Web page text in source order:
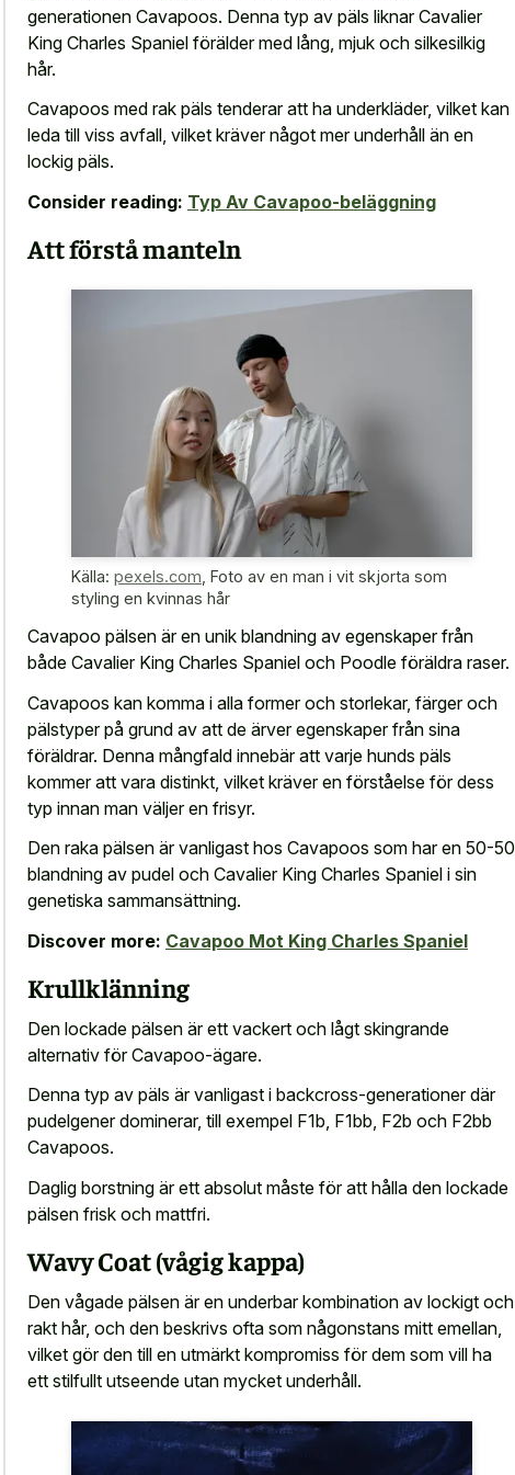
generationen Cavapoos. Denna typ av päls liknar Cavalier
King Charles Spaniel förälder med lång, mjuk och silkesilkig
hår.
Cavapoos med rak päls tenderar att ha underkläder, vilket kan
leda till viss avfall, vilket kräver något mer underhåll än en
lockig päls.
Consider reading: Typ Av Cavapoo-beläggning
Att förstå manteln
Källa: pexels.com Foto av en man i vit skjorta som
styling en kvinnas hår
Cavapoo pälsen är en unik blandning av egenskaper från
både Cavalier King Charles Spaniel och Poodle föräldra raser.
Cavapoos kan komma i alla former och storlekar, färger och
pälstyper på grund av att de ärver egenskaper från sina
föräldrar. Denna mångfald innebär att varje hunds päls
kommer att vara distinkt, vilket kräver en förståelse för dess
typ innan man väljer en frisyr.
Den raka pälsen är vanligast hos Cavapoos som har en 50-50
blandning av pudel och Cavalier King Charles Spaniel i sin
genetiska sammansättning.
Discover more: Cavapoo Mot King Charles Spaniel
Krullklänning
Den lockade pälsen är ett vackert och lågt skingrande
alternativ för Cavapoo-ägare.
Denna typ av päls är vanligast i backcross-generationer där
pudelgener dominerar, till exempel F1b, F1bb, F2b och F2bb
Cavapoos.
Daglig borstning är ett absolut måste för att hålla den lockade
pälsen frisk och mattfri.
Wavy Coat (vågig kappa)
Den vågade pälsen är en underbar kombination av lockigt och
rakt hår, och den beskrivs ofta som någonstans mitt emellan,
vilket gör den till en utmärkt kompromiss för dem som vill ha
ett stilfullt utseende utan mycket underhåll.